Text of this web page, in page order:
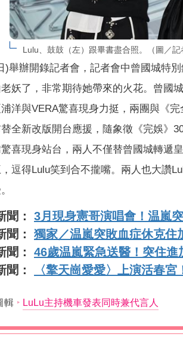
Lulu、鼓鼓（左）跟畢書盡合照。（圖／記
)舉辦開錄記者會，記者會中曾國城特
妖了，非常期待她帶來的火花。曾國
洋與VERA驚喜現身力挺，兩團與《
全新改版開台應援，隨象徵《完娛》
喜現身站台，兩人不僅替曾國城轉遞
逗得Lulu笑到合不攏嘴。兩人也大讚
聞： 3月現身憲哥演唱會！温嵐
聞： 獨家／温嵐突敗血症休克
聞： 46歲温嵐緊急送醫！突住
聞：
〈擎天崗愛愛〉上演活春
輯 LuLu主持機車發表同時兼代言人